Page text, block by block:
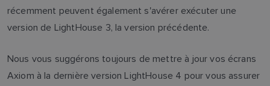
récemment peuvent également s'avérer exécuter une
version de LightHouse 3, la version précédente.
Nous vous suggérons toujours de mettre à jour vos écrans
Axiom à la dernière version LightHouse 4 pour vous assurer